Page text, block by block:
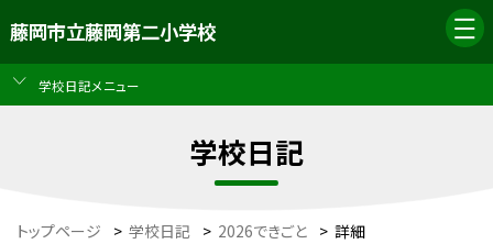
藤岡市立藤岡第二小学校
学校日記メニュー
学校日記
トップページ > 学校日記 > 2026できごと > 詳細